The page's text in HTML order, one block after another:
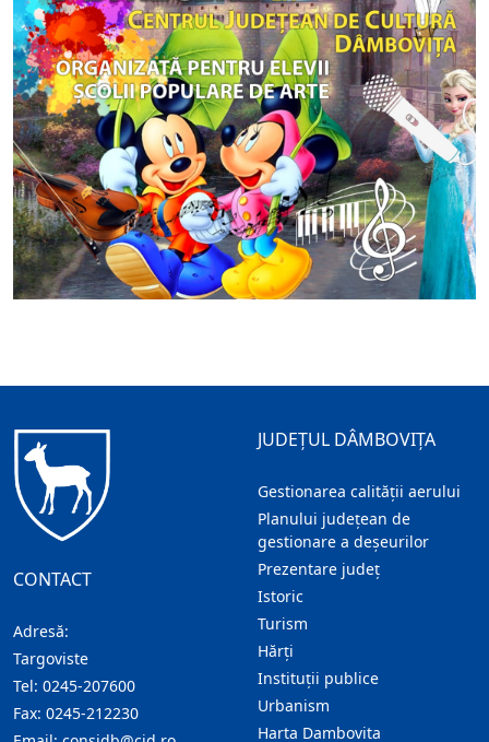
CONTACT
Adresă:
Targoviste
Tel: 0245-207600
Fax: 0245-212230
JUDEȚUL DÂMBOVIȚA
Gestionarea calității aerului
Planului județean de
gestionare a deșeurilor
Prezentare judeţ
Istoric
Turism
Hărţi
Instituţii publice
Urbanism
Harta Dambovita